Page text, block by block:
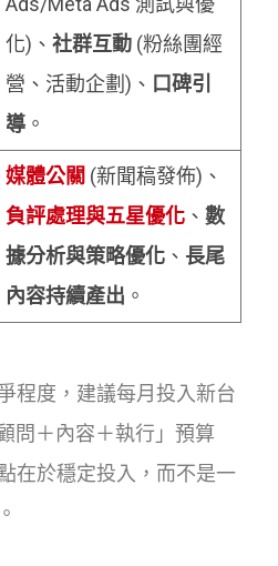
化)、社群互動 (粉絲團經
營、活動企劃)、 口碑引
導 。
媒體公關 (新聞稿發佈)、
負評處理與五星優化 、數
據分析與策略優化 、 長尾
內容持續產出 。
程度，建議每月投入新台
問＋內容＋執行」預算
在於穩定投入，而不是一